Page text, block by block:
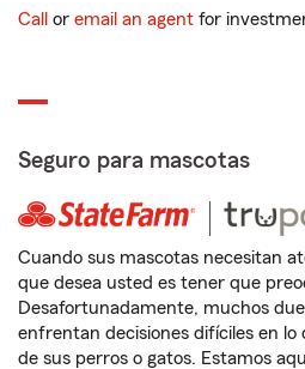
Call or email an agent for
Seguro para mascotas
Cuando sus mascotas necesitan
que desea usted es tener que
Desafortunadamente, muchos
enfrentan decisiones difíciles en lo
de sus perros o gatos. Estamos